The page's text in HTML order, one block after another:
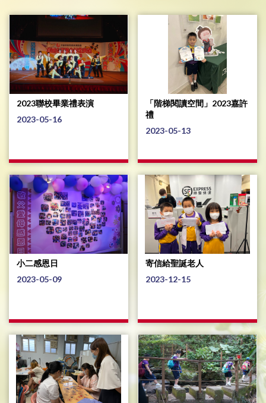
2023聯校畢業禮表演
2023-05-16
「階梯閱讀空間」2023嘉許
禮
2023-05-13
小二感恩日
2023-05-09
寄信給聖誕老人
2023-12-15